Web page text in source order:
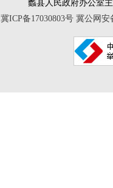
蠡县人民政府办公
冀ICP备17030803号 冀公网安